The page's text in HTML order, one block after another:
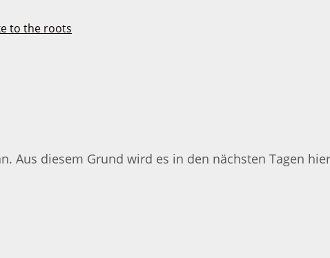
Aus diesem Grund wird es in den nächsten Tagen